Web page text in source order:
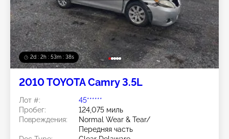
2d : 2h : 53m : 35s
2010 TOYOTA Camry 3.5L
Лот #:
45******
Пробег:
124,075 миль
Повреждения:
Normal Wear & Tear/
Передняя часть